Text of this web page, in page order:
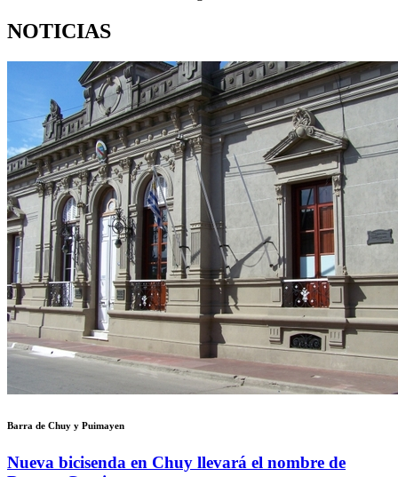
NOTICIAS
Barra de Chuy y Puimayen
Nueva bicisenda en Chuy llevará el nombre de